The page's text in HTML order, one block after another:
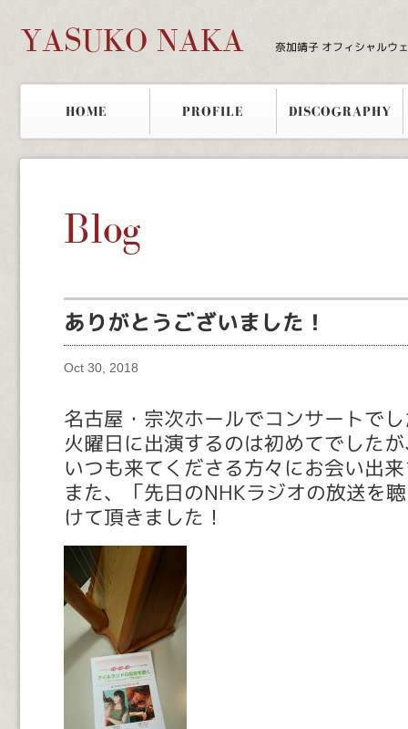
YASUKO NAKA 奈加靖子 オフィシャルウ
HOME PROFILE DISCOGRAPHY
Blog
ありがとうございました！
Oct 30, 2018
名古屋・宗次ホールでコンサートで
火曜日に出演するのは初めてでした
いつも来てくださる方々にお会い出
また、「先日のNHKラジオの放送を
けて頂きました！